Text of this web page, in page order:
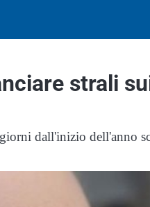
strali
dall'inizio dell'anno